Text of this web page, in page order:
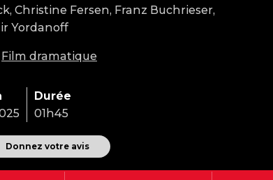
Christine Fersen, Franz Buchrieser,
Yordanoff
Film dramatique
Durée
01h45
Donnez votre avis